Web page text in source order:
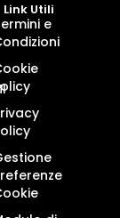
Link Utili
e